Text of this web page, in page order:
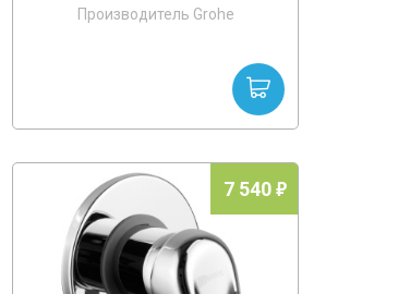
Производитель Grohe
7 540